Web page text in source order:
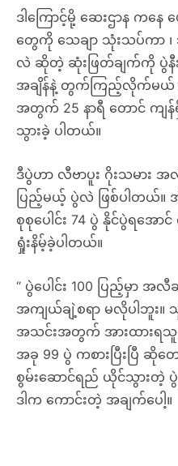
သွားခဲ့ ပါတယ်။
ဒီပွဲဟာ လီဗာပူး ဂိုးသမား
ပြည့်မယ့် ပွဲလဲ ဖြစ်ပါတယ်
စုစုပေါင်း 74 ပွဲ နိုင်ပွဲရအောင်
ရှုံးနိမ့်ခဲ့ပါတယ်။
“ ပွဲပေါင်း 100 ပြည့်မှာ အ
အကျယ်ချဲ့စရာ မလိုပါဘူး
အသင်းအတွက် အားထားရ
အခု 99 ပွဲ ကစားပြီးပြီ ဆို
စွမ်းဆောင်ရည် ယိုင်သွားတဲ့ ပွဲမ
ဒါက ကောင်းတဲ့ အချက်ပေါ့။